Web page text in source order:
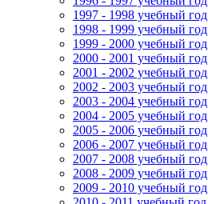
1997 - 1998 учебный год
1998 - 1999 учебный год
1999 - 2000 учебный год
2000 - 2001 учебный год
2001 - 2002 учебный год
2002 - 2003 учебный год
2003 - 2004 учебный год
2004 - 2005 учебный год
2005 - 2006 учебный год
2006 - 2007 учебный год
2007 - 2008 учебный год
2008 - 2009 учебный год
2009 - 2010 учебный год